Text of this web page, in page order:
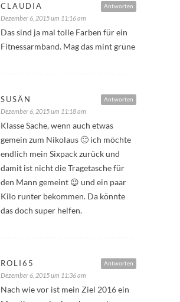
Antworten
CLAUDIA
Dezember 6, 2015 um 11:16 am
Das sind ja mal tolle Farben für ein
Fitnessarmband. Mag das mint grüne
Antworten
SUSÄN
Dezember 6, 2015 um 11:18 am
Klasse Sache, wenn auch etwas
gemein zum Nikolaus 🙂 ich möchte
endlich mein Sixpack zurück und
damit ist nicht die Tragetasche für
den Mann gemeint 😉 und ein paar
Kilo runter bekommen. Da könnte
das doch super helfen.
Antworten
ROLI65
Dezember 6, 2015 um 11:36 am
Nach wie vor ist mein Ziel 2016 ein